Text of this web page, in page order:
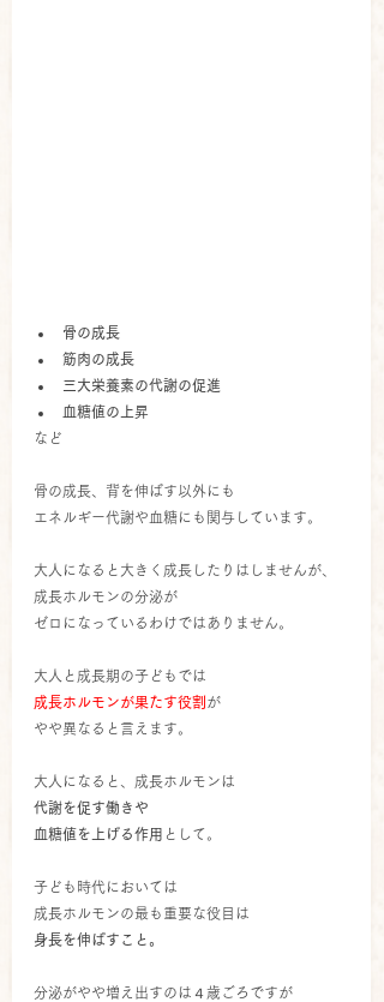
骨の成長
筋肉の成長
三大栄養素の代謝の促進
血糖値の上昇
など
骨の成長、背を伸ばす以外にも
エネルギー代謝や血糖にも関与しています。
大人になると大きく成長したりはしませんが、
成長ホルモンの分泌が
ゼロになっているわけではありません。
大人と成長期の子どもでは
成長ホルモンが果たす役割 が
やや異なると言えます。
大人になると、成長ホルモンは
代謝を促す働きや
血糖値を上げる作用 として。
子ども時代においては
成長ホルモンの最も重要な役目は
身長を伸ばすこと。
分泌がやや増え出すのは４歳ごろですが